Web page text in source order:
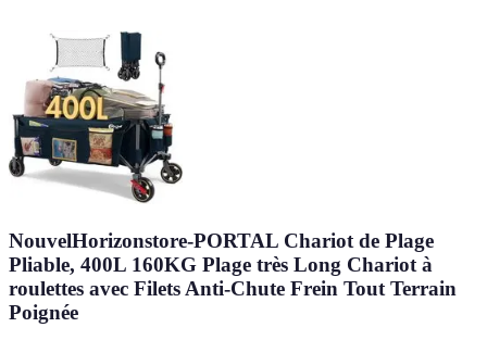
NouvelHorizonstore-PORTAL Chariot de Plage
Pliable, 400L 160KG Plage très Long Chariot à
roulettes avec Filets Anti-Chute Frein Tout Terrain
Poignée